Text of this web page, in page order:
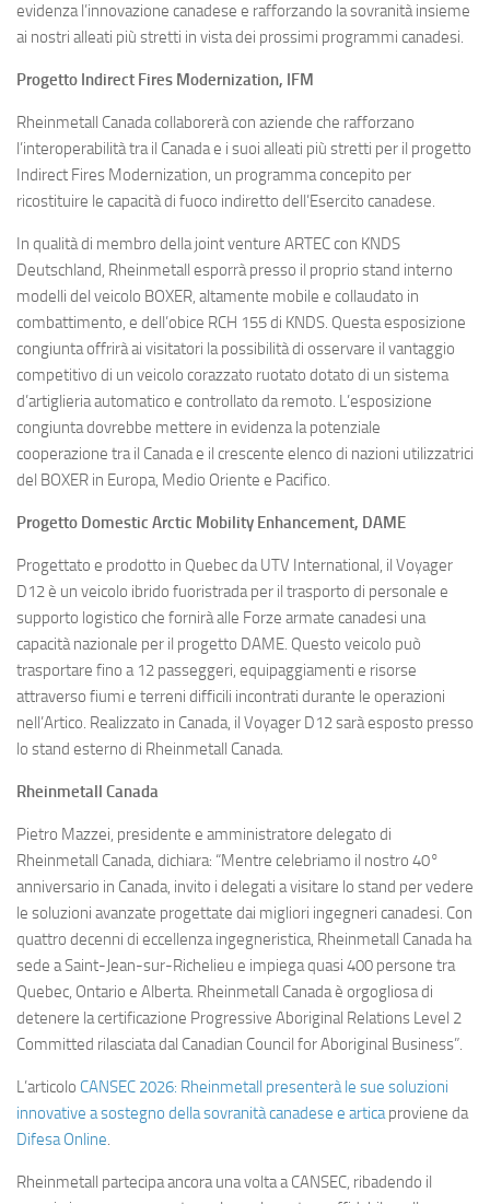
evidenza l’innovazione canadese e rafforzando la sovranità insieme
ai nostri alleati più stretti in vista dei prossimi programmi canadesi.
Progetto Indirect Fires Modernization, IFM
Rheinmetall Canada collaborerà con aziende che rafforzano
l’interoperabilità tra il Canada e i suoi alleati più stretti per il progetto
Indirect Fires Modernization, un programma concepito per
ricostituire le capacità di fuoco indiretto dell’Esercito canadese.
In qualità di membro della joint venture ARTEC con KNDS
Deutschland, Rheinmetall esporrà presso il proprio stand interno
modelli del veicolo BOXER, altamente mobile e collaudato in
combattimento, e dell’obice RCH 155 di KNDS. Questa esposizione
congiunta offrirà ai visitatori la possibilità di osservare il vantaggio
competitivo di un veicolo corazzato ruotato dotato di un sistema
d’artiglieria automatico e controllato da remoto. L’esposizione
congiunta dovrebbe mettere in evidenza la potenziale
cooperazione tra il Canada e il crescente elenco di nazioni utilizzatrici
del BOXER in Europa, Medio Oriente e Pacifico.
Progetto Domestic Arctic Mobility Enhancement, DAME
Progettato e prodotto in Quebec da UTV International, il Voyager
D12 è un veicolo ibrido fuoristrada per il trasporto di personale e
supporto logistico che fornirà alle Forze armate canadesi una
capacità nazionale per il progetto DAME. Questo veicolo può
trasportare fino a 12 passeggeri, equipaggiamenti e risorse
attraverso fiumi e terreni difficili incontrati durante le operazioni
nell’Artico. Realizzato in Canada, il Voyager D12 sarà esposto presso
lo stand esterno di Rheinmetall Canada.
Rheinmetall Canada
Pietro Mazzei, presidente e amministratore delegato di
Rheinmetall Canada, dichiara: “Mentre celebriamo il nostro 40°
anniversario in Canada, invito i delegati a visitare lo stand per vedere
le soluzioni avanzate progettate dai migliori ingegneri canadesi. Con
quattro decenni di eccellenza ingegneristica, Rheinmetall Canada ha
sede a Saint-Jean-sur-Richelieu e impiega quasi 400 persone tra
Quebec, Ontario e Alberta. Rheinmetall Canada è orgogliosa di
detenere la certificazione Progressive Aboriginal Relations Level 2
Committed rilasciata dal Canadian Council for Aboriginal Business”.
L’articolo CANSEC 2026: Rheinmetall presenterà le sue soluzioni
innovative a sostegno della sovranità canadese e articaproviene da
Difesa Online.
Rheinmetall partecipa ancora una volta a CANSEC, ribadendo il